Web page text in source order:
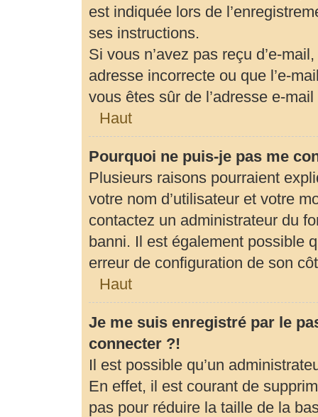
est indiquée lors de
ses instructions.
Si vous n’avez pas reçu d’e-
adresse incorrecte ou que l’e-
vous êtes sûr de l’adresse e-
Haut
Pourquoi ne puis-je pas me
Plusieurs raisons pourraient
votre nom d’utilisateur et votre
contactez un administrateur du
banni. Il est également possible
erreur de configuration de son
Haut
Je me suis enregistré par le
connecter ?!
Il est possible qu’un
En effet, il est courant de
pas pour réduire la taille de la